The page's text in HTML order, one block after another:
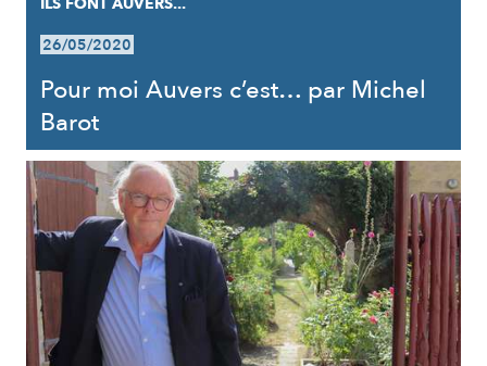
26/05/2020
Pour moi Auvers c’est… par Michel
Barot